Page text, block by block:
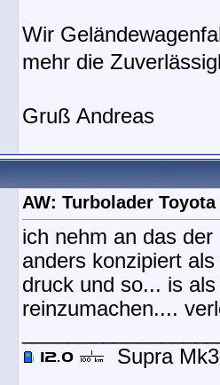
Wir
mehr die
Gruß Andreas
AW: Turbolader
ich nehm an das
anders konzipiert
druck und so... is
reinzumachen....
Supra